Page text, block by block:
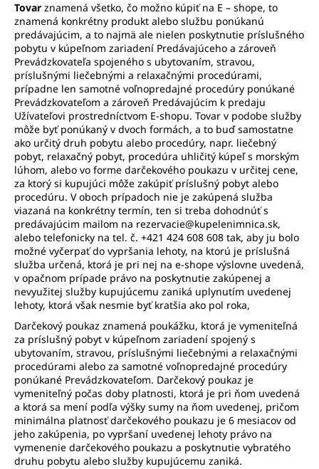
Tovar znamená všetko, čo možno kúpiť na E – shope, to
znamená konkrétny produkt alebo službu ponúkanú
predávajúcim, a to najmä ale nielen poskytnutie príslušného
pobytu v kúpeľnom zariadení Predávajúceho a zároveň
Prevádzkovateľa spojeného s ubytovaním, stravou,
príslušnými liečebnými a relaxačnými procedúrami,
prípadne len samotné voľnopredajné procedúry ponúkané
Prevádzkovateľom a zároveň Predávajúcim k predaju
Užívateľovi prostredníctvom E-shopu. Tovar v podobe služby
môže byť ponúkaný v dvoch formách, a to buď samostatne
ako určitý druh pobytu alebo procedúry, napr. liečebný
pobyt, relaxačný pobyt, procedúra uhličitý kúpeľ s morským
lúhom, alebo vo forme darčekového poukazu v určitej cene,
za ktorý si kupujúci môže zakúpiť príslušný pobyt alebo
procedúru. V oboch prípadoch nie je zakúpená služba
viazaná na konkrétny termín, ten si treba dohodnúť s
predávajúcim mailom na rezervacie@kupelenimnica.sk,
alebo telefonicky na tel. č. +421 424 608 608 tak, aby ju bolo
možné vyčerpať do vypršania lehoty, na ktorú je príslušná
služba určená, ktorá je pri nej na e-shope výslovne uvedená,
v opačnom prípade právo na poskytnutie zakúpenej a
nevyužitej služby kupujúcemu zaniká uplynutím uvedenej
lehoty, ktorá však nesmie byť kratšia ako pol roka,
Darčekový poukaz znamená poukážku, ktorá je vymeniteľná
za príslušný pobyt v kúpeľnom zariadení spojený s
ubytovaním, stravou, príslušnými liečebnými a relaxačnými
procedúrami alebo za samotné voľnopredajné procedúry
ponúkané Prevádzkovateľom. Darčekový poukaz je
vymeniteľný počas doby platnosti, ktorá je pri ňom uvedená
a ktorá sa mení podľa výšky sumy na ňom uvedenej, pričom
minimálna platnosť darčekového poukazu je 6 mesiacov od
jeho zakúpenia, po vypršaní uvedenej lehoty právo na
vymenenie darčekového poukazu a poskytnutie vybratého
druhu pobytu alebo služby kupujúcemu zaniká.